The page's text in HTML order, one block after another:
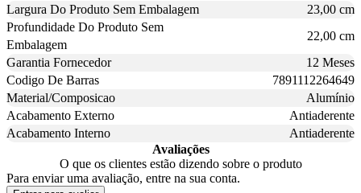
Largura Do Produto Sem Embalagem
23,00 cm
Profundidade Do Produto Sem
Embalagem
22,00 cm
Garantia Fornecedor
12 Meses
Codigo De Barras
7891112264649
Material/Composicao
Alumínio
Acabamento Externo
Antiaderente
Acabamento Interno
Antiaderente
Avaliações
O que os clientes estão dizendo sobre o produto
Para enviar uma avaliação, entre na sua conta.